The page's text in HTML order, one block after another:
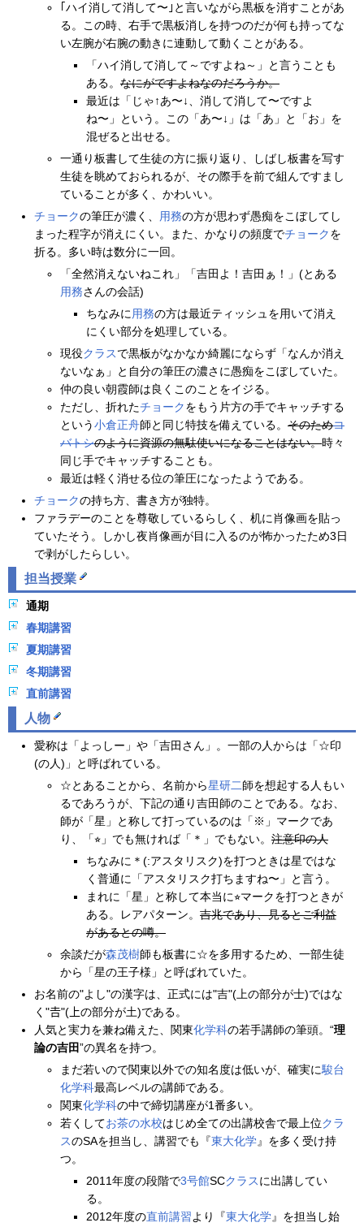
｢ハイ消して消して〜｣と言いながら黒板を消すことがあ
る。この時、右手で黒板消しを持つのだが何も持ってな
い左腕が右腕の動きに連動して動くことがある。
「ハイ消して消して～ですよね～」と言うことも
ある。 なにがですよねなのだろうか。
最近は「じゃ↑あ〜↓、消して消して〜ですよ
ね〜」という。この「あ〜↓」は「あ」と「お」を
混ぜると出せる。
一通り板書して生徒の方に振り返り、しばし板書を写す
生徒を眺めておられるが、その際手を前で組んですまし
ていることが多く、かわいい。
チョークの筆圧が濃く、 用務の方が思わず愚痴をこぼしてし
まった程字が消えにくい。また、かなりの頻度でチョークを
折る。多い時は数分に一回。
「全然消えないねこれ」「吉田よ！吉田ぁ！」(とある
用務さんの会話)
ちなみに 用務の方は最近ティッシュを用いて消え
にくい部分を処理している。
現役クラスで黒板がなかなか綺麗にならず「なんか消え
ないなぁ」と自分の筆圧の濃さに愚痴をこぼしていた。
仲の良い朝霞師は良くこのことをイジる。
ただし、折れたチョークをもう片方の手でキャッチする
という小倉正舟師と同じ特技を備えている。 そのためコ
バトシのように資源の無駄使いになることはない。時々
同じ手でキャッチすることも。
最近は軽く消せる位の筆圧になったようである。
チョークの持ち方、書き方が独特。
ファラデーのことを尊敬しているらしく、机に肖像画を貼っ
ていたそう。しかし夜肖像画が目に入るのが怖かったため3日
で剥がしたらしい。
担当授業
通期
春期講習
夏期講習
冬期講習
直前講習
人物
愛称は「よっしー」や「吉田さん」。一部の人からは「☆印
(の人)」と呼ばれている。
☆とあることから、名前から星研二師を想起する人もい
るであろうが、下記の通り吉田師のことである。なお、
師が「星」と称して打っているのは「※」マークであ
り、「⭐︎」でも無ければ「＊」でもない。 注意印の人
ちなみに＊(:アスタリスク)を打つときは星ではな
く普通に「アスタリスク打ちますね〜」と言う。
まれに「星」と称して本当に⭐︎マークを打つときが
ある。レアパターン。 吉兆であり、見るとご利益
があるとの噂。
余談だが森茂樹師も板書に☆を多用するため、一部生徒
から「星の王子様」と呼ばれていた。
お名前の"よし"の漢字は、正式には"吉"(上の部分が士)ではな
く"𠮷"(上の部分が土)である。
人気と実力を兼ね備えた、関東化学科の若手講師の筆頭。“理
論の吉田”の異名を持つ。
まだ若いので関東以外での知名度は低いが、確実に駿台
化学科最高レベルの講師である。
関東化学科の中で締切講座が1番多い。
若くしてお茶の水校はじめ全ての出講校舎で最上位クラ
スのSAを担当し、講習でも『東大化学』を多く受け持
つ。
2011年度の段階で3号館SCクラスに出講してい
る。
2012年度の直前講習より『東大化学』を担当し始